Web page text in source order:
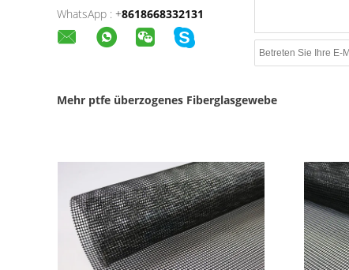
WhatsApp : +8618668332131
Mehr ptfe überzogenes Fiberglasgewebe